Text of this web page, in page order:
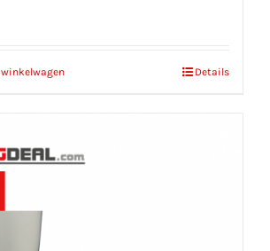
winkelwagen Details